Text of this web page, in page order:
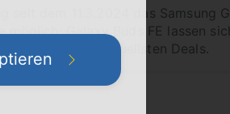
dem 11.3.2024 das Samsung
Galaxy Buds FE lassen
zeigen dir die aktuellsten Deals.